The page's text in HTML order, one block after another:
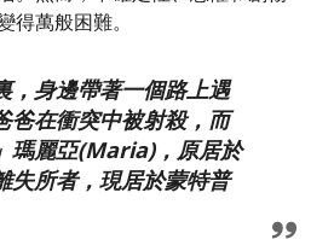
萬般困難。
，身邊帶著一個路上遇
爸在衝突中被射殺，而
瑪麗亞(Maria)，原居於
失所者，現居於蒙特普